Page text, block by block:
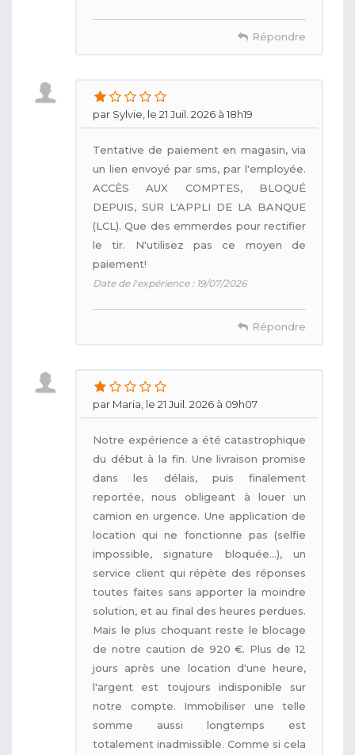
Répondre
par Sylvie, le 21 Juil. 2026 à 18h19
Tentative de paiement en magasin, via
un lien envoyé par sms, par l'employée.
ACCÈS AUX COMPTES, BLOQUÉ
DEPUIS, SUR L'APPLI DE LA BANQUE
(LCL). Que des emmerdes pour rectifier
le tir. N'utilisez pas ce moyen de
paiement!
Date de l'expérience : 19/07/2026
Répondre
par Maria, le 21 Juil. 2026 à 09h07
Notre expérience a été catastrophique
du début à la fin. Une livraison promise
dans les délais, puis finalement
reportée, nous obligeant à louer un
camion en urgence. Une application de
location qui ne fonctionne pas (selfie
impossible, signature bloquée...), un
service client qui répète des réponses
toutes faites sans apporter la moindre
solution, et au final des heures perdues.
Mais le plus choquant reste le blocage
de notre caution de 920 €. Plus de 12
jours après une location d'une heure,
l'argent est toujours indisponible sur
notre compte. Immobiliser une telle
somme aussi longtemps est
totalement inadmissible. Comme si cela